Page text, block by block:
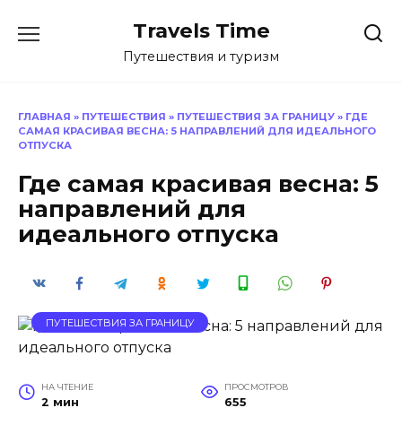
Travels Time
Путешествия и туризм
ГЛАВНАЯ » ПУТЕШЕСТВИЯ » ПУТЕШЕСТВИЯ ЗА ГРАНИЦУ » ГДЕ
САМАЯ КРАСИВАЯ ВЕСНА: 5 НАПРАВЛЕНИЙ ДЛЯ ИДЕАЛЬНОГО
ОТПУСКА
Где самая красивая весна: 5
направлений для
идеального отпуска
ПУТЕШЕСТВИЯ ЗА ГРАНИЦУ
НА ЧТЕНИЕ
2 мин
ПРОСМОТРОВ
655